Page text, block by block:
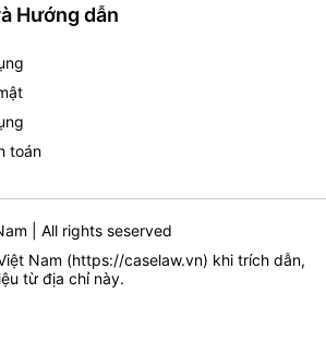
Hướng dẫn
toán
| All rights seserved
Nam (https://caselaw.vn) khi trích dẫn,
từ địa chỉ này.